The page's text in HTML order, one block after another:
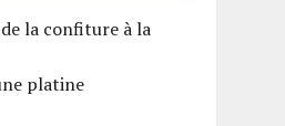
la confiture à la
platine